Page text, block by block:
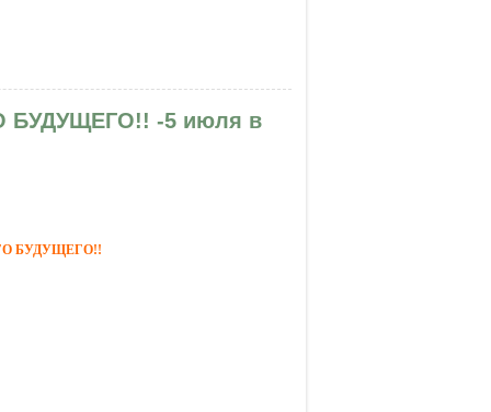
Центр развития
-5 июля в
БУДУЩЕГО!!